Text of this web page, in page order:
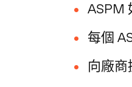
ASPM
每個
向廠商